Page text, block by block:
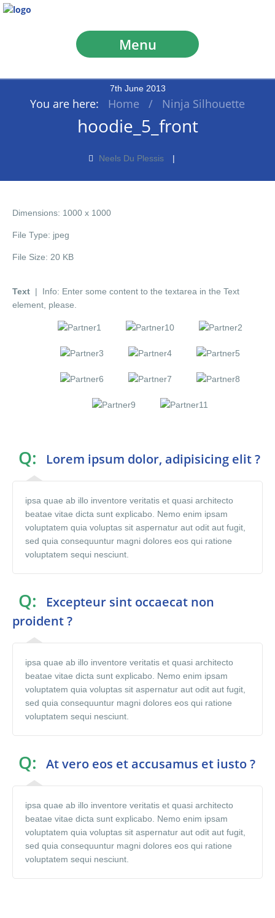
Menu
7th June 2013
You are here: Home / Ninja Silhouette
hoodie_5_front
Neels Du Plessis
Dimensions: 1000 x 1000
File Type: jpeg
File Size: 20 KB
Text | Info: Enter some content to the textarea in the Text
element, please.
Q: Lorem ipsum dolor, adipisicing elit ?
ipsa quae ab illo inventore veritatis et quasi architecto
beatae vitae dicta sunt explicabo. Nemo enim ipsam
voluptatem quia voluptas sit aspernatur aut odit aut fugit,
sed quia consequuntur magni dolores eos qui ratione
voluptatem sequi nesciunt.
Q:
Excepteur sint occaecat non
proident ?
ipsa quae ab illo inventore veritatis et quasi architecto
beatae vitae dicta sunt explicabo. Nemo enim ipsam
voluptatem quia voluptas sit aspernatur aut odit aut fugit,
sed quia consequuntur magni dolores eos qui ratione
voluptatem sequi nesciunt.
Q: At vero eos et accusamus et iusto ?
ipsa quae ab illo inventore veritatis et quasi architecto
beatae vitae dicta sunt explicabo. Nemo enim ipsam
voluptatem quia voluptas sit aspernatur aut odit aut fugit,
sed quia consequuntur magni dolores eos qui ratione
voluptatem sequi nesciunt.